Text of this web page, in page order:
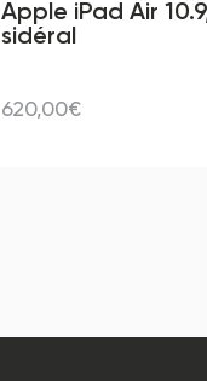
Apple iPad Air
sidéral
620,00€